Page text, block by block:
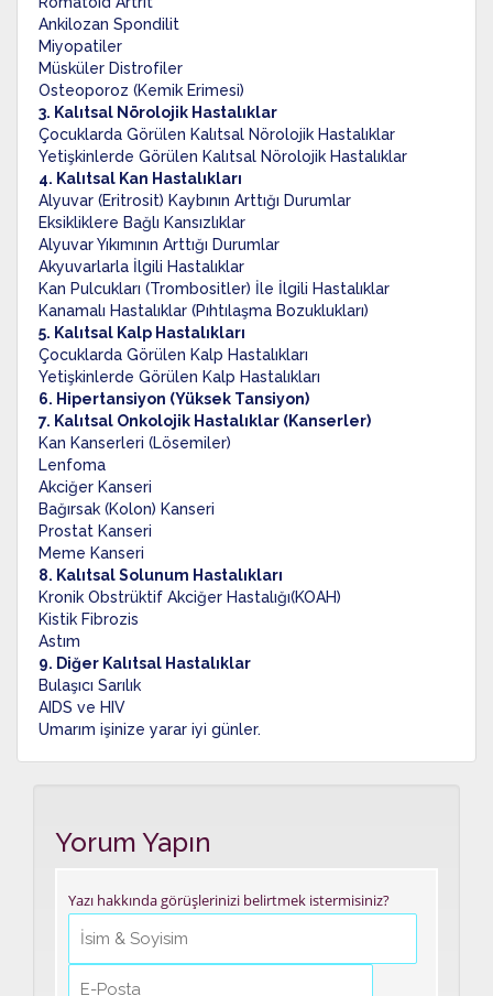
Ankilozan Spondilit
Miyopatiler
Müsküler Distrofiler
Osteoporoz (Kemik Erimesi)
3. Kalıtsal Nörolojik Hastalıklar
Çocuklarda Görülen Kalıtsal Nörolojik Hastalıklar
Yetişkinlerde Görülen Kalıtsal Nörolojik Hastalıklar
4. Kalıtsal Kan Hastalıkları
Alyuvar (Eritrosit) Kaybının Arttığı Durumlar
Eksikliklere Bağlı Kansızlıklar
Alyuvar Yıkımının Arttığı Durumlar
Akyuvarlarla İlgili Hastalıklar
Kan Pulcukları (Trombositler) İle İlgili Hastalıklar
Kanamalı Hastalıklar (Pıhtılaşma Bozuklukları)
5. Kalıtsal Kalp Hastalıkları
Çocuklarda Görülen Kalp Hastalıkları
Yetişkinlerde Görülen Kalp Hastalıkları
6. Hipertansiyon (Yüksek Tansiyon)
7. Kalıtsal Onkolojik Hastalıklar (Kanserler)
Kan Kanserleri (Lösemiler)
Lenfoma
Akciğer Kanseri
Bağırsak (Kolon) Kanseri
Prostat Kanseri
Meme Kanseri
8. Kalıtsal Solunum Hastalıkları
Kronik Obstrüktif Akciğer Hastalığı(KOAH)
Kistik Fibrozis
Astım
9. Diğer Kalıtsal Hastalıklar
Bulaşıcı Sarılık
AIDS ve HIV
Umarım işinize yarar iyi günler.
Yorum Yapın
Yazı hakkında görüşlerinizi belirtmek istermisiniz?